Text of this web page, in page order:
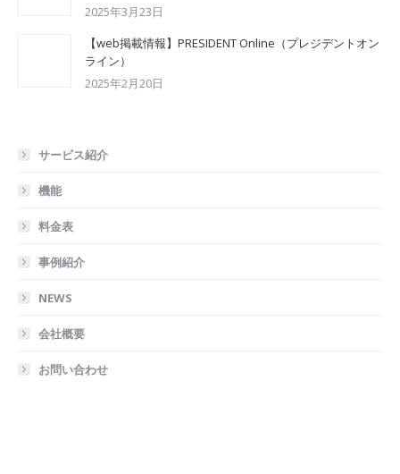
2025年3月23日
【web掲載情報】PRESIDENT Online（プレジデントオン
ライン）
2025年2月20日
サービス紹介
機能
料金表
事例紹介
NEWS
会社概要
お問い合わせ